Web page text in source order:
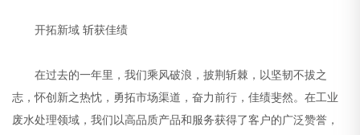
开拓新域 斩获佳绩
在过去的一年里，我们乘风破浪，披荆斩棘，以坚韧不拔之
志，怀创新之热忱，勇拓市场渠道，奋力前行，佳绩斐然。在工业
废水处理领域，我们以高品质产品和服务获得了客户的广泛赞誉，